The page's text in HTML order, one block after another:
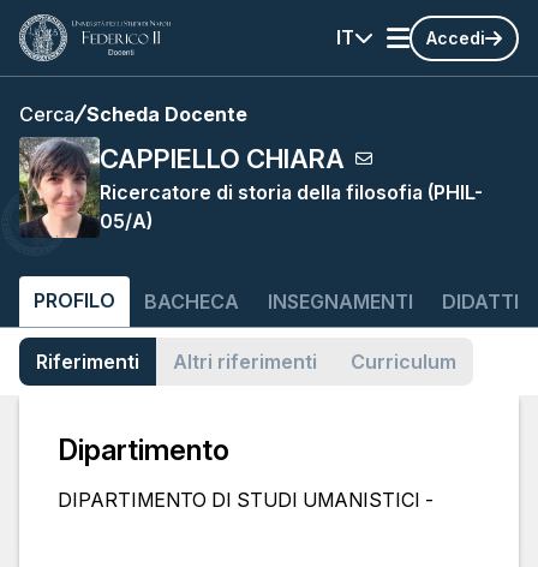
IT Accedi
Cerca Scheda Docente
CAPPIELLO CHIARA
Ricercatore di storia della filosofia (PHIL-
05/A)
PROFILO BACHECA INSEGNAMENTI
Riferimenti Altri riferimenti Curriculum
Dipartimento
DIPARTIMENTO DI STUDI UMANISTICI -